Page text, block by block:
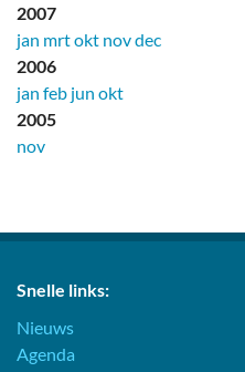
2007
jan mrtokt novdec
2006
jan feb jun okt
2005
nov
Snelle links:
Nieuws
Agenda